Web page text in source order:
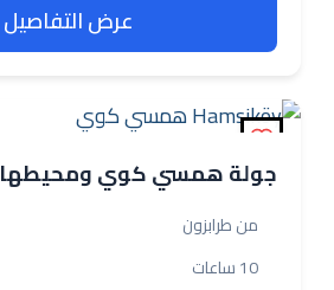
عرض التفاصيل
جولة همسي كوي ومحيطها
من طرابزون
10 ساعات